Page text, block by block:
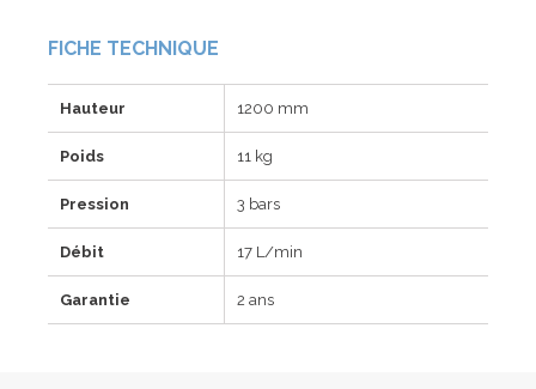
FICHE TECHNIQUE
Hauteur 1200 mm
Poids 11 kg
Pression 3 bars
Débit 17 L/min
Garantie 2 ans